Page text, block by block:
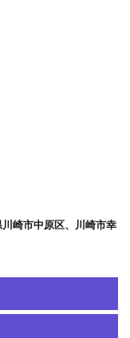
崎市中原区、川崎市幸